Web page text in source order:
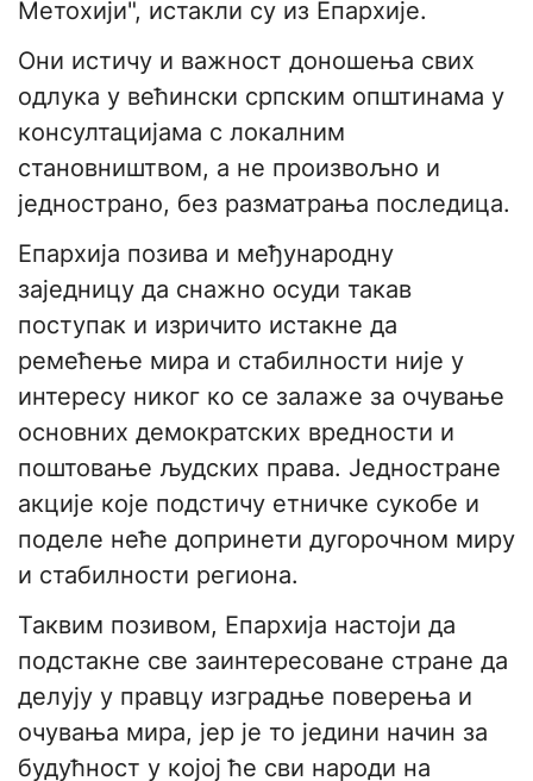
Метохији", истакли су из Епархије.
Они истичу и важност доношења свих
одлука у већински српским општинама у
консултацијама с локалним
становништвом, а не произвољно и
једнострано, без разматрања последица.
Епархија позива и међународну
заједницу да снажно осуди такав
поступак и изричито истакне да
ремећење мира и стабилности није у
интересу никог ко се залаже за очување
основних демократских вредности и
поштовање људских права. Једностране
акције које подстичу етничке сукобе и
поделе неће допринети дугорочном миру
и стабилности региона.
Таквим позивом, Епархија настоји да
подстакне све заинтересоване стране да
делују у правцу изградње поверења и
очувања мира, јер је то једини начин за
будућност у којој ће сви народи на